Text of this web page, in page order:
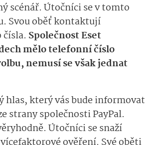
scénář. Útočníci se v tomto
Svou oběť kontaktují
Společnost Eset
mělo telefonní číslo
nemusí se však jednat
hlas, který vás bude informovat
strany společnosti PayPal.
Útočníci se snaží